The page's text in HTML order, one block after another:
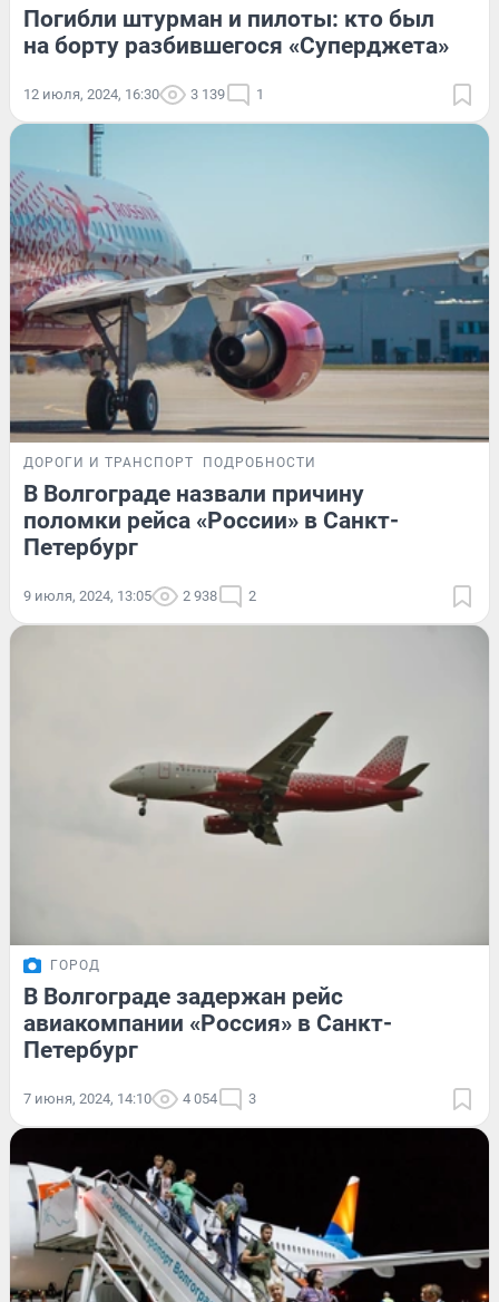
Погибли штурман и пилоты: кто был
на борту разбившегося «Суперджета»
12 июля, 2024, 16:30 3 139 1
ДОРОГИ И ТРАНСПОРТ ПОДРОБНОСТИ
В Волгограде назвали причину
поломки рейса «России» в Санкт-
Петербург
9 июля, 2024, 13:05 2 938 2
ГОРОД
В Волгограде задержан рейс
авиакомпании «Россия» в Санкт-
Петербург
7 июня, 2024, 14:10 4 054 3